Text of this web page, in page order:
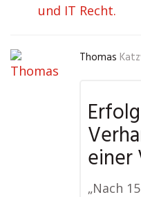
und IT Recht.
Thomas
einer
„Nach